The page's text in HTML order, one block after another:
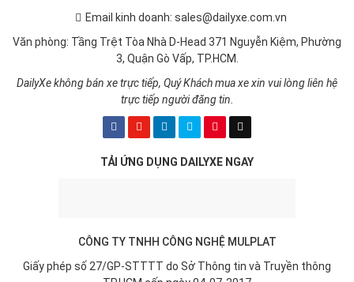
Email kinh doanh: sales@dailyxe.com.vn
Văn phòng: Tầng Trệt Tòa Nhà D-Head 371 Nguyễn Kiệm, Phường
3, Quận Gò Vấp, TP.HCM.
DailyXe không bán xe trực tiếp, Quý Khách mua xe xin vui lòng liên hệ
trực tiếp người đăng tin.
TẢI ỨNG DỤNG DAILYXE NGAY
CÔNG TY TNHH CÔNG NGHỆ MULPLAT
Giấy phép số 27/GP-STTTT do Sở Thông tin và Truyền thông